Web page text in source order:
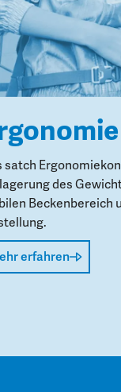
satch
des
Beckenbereich
erfahren